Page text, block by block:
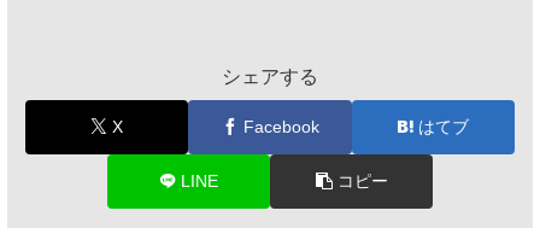
シェアする
X Facebook はてブ
LINE コピー